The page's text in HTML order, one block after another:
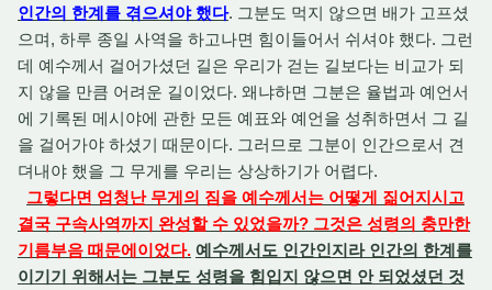
인간의 한계를 겪으셔야 했다. 그분도 먹지 않으면 배가 고프셨
으며, 하루 종일 사역을 하고나면 힘이들어서 쉬셔야 했다. 그런
데 예수께서 걸어가셨던 길은 우리가 걷는 길보다는 비교가 되
지 않을 만큼 어려운 길이었다. 왜냐하면 그분은 율법과 예언서
에 기록된 메시야에 관한 모든 예표와 예언을 성취하면서 그 길
을 걸어가야 하셨기 때문이다. 그러므로 그분이 인간으로서 견
뎌내야 했을 그 무게를 우리는 상상하기가 어렵다.
그렇다면 엄청난 무게의 짐을 예수께서는 어떻게 짊어지시고
결국 구속사역까지 완성할 수 있었을까? 그것은 성령의 충만한
기름부음 때문에이었다. 예수께서도 인간인지라 인간의 한계를
이기기 위해서는 그분도 성령을 힘입지 않으면 안 되었셨던 것